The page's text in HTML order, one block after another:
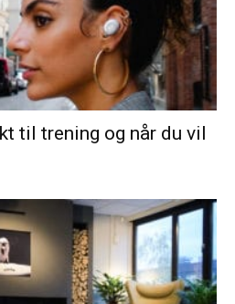
til trening og når du vil